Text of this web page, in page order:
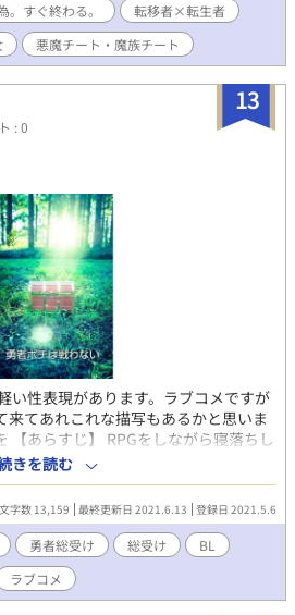
すぐ終わる。
転移者×転生者
悪魔チート・魔族チート
13
: 0
い性表現があります。ラブコメですが
てあれこれな描写もあるかと思いま
【あらすじ】 RPGをしながら寝落ちし
ら後ろからがっつりやられていた。い
傾向】 勇者(主人公)総受け 人外（獣/
ネタとコメディー要素がてんこ盛り 現
るなんちゃってファンタジー ※『から
トで連載していたものを転載してい
ズ等の投稿サイトでも連載中
きを読む
文字数 13,159 最終更新日 2021.6.13 登録日 2021.5.6
勇者総受け 総受け
BL
ラブコメ